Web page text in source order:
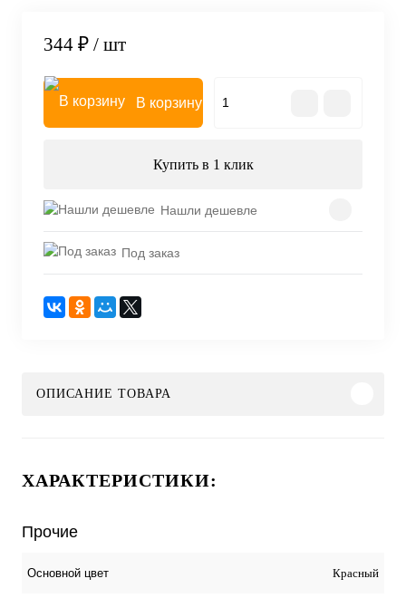
344 ₽ / шт
В корзину
Купить в 1 клик
Нашли дешевле
Под заказ
ОПИСАНИЕ ТОВАРА
ХАРАКТЕРИСТИКИ:
Прочие
Основной цвет Красный